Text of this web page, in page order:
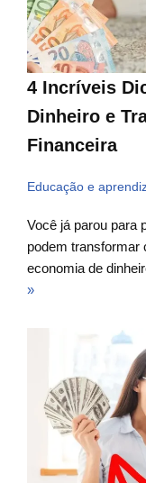
4 Incríveis
Dinheiro e
Financeira
Educação e
Você já parou para
podem transformar
economia de
»